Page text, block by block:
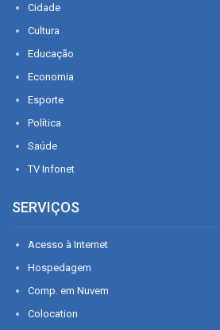
Cidade
Cultura
Educação
Economia
Esporte
Política
Saúde
TV Infonet
SERVIÇOS
Acesso à Internet
Hospedagem
Comp. em Nuvem
Colocation